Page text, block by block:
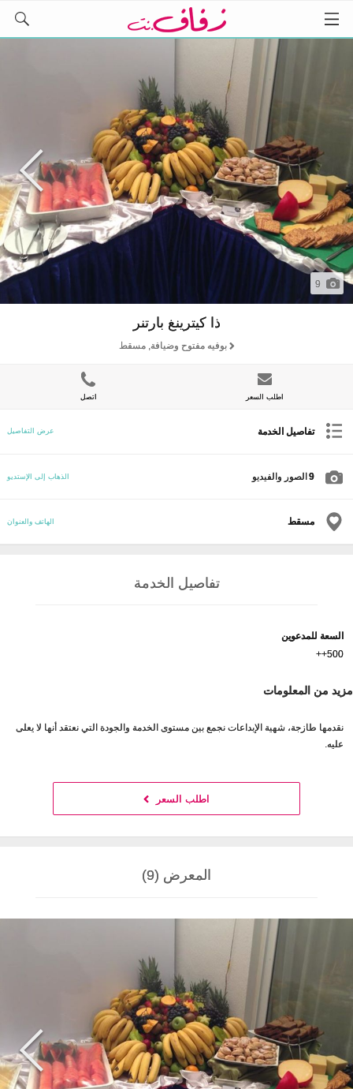
9
ذا كيترينغ بارتنر
بوفيه مفتوح وضيافة, مسقط
اطلب السعر اتصل
تفاصيل الخدمة عرض التفاصيل
9 الصور والفيديو الذهاب إلى الإستديو
مسقط الهاتف والعنوان
تفاصيل الخدمة
السعة للمدعوين
500++
مزيد من المعلومات
نقدمها طازجة، شهية الإبداعات نجمع بين مستوى الخدمة والجودة التي نعتقد أنها لا يعلى
عليه.
اطلب السعر
المعرض (9)